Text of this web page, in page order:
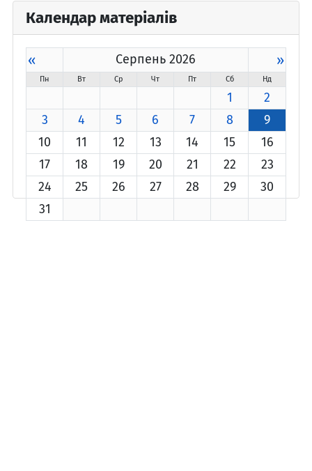
Календар матеріалів
« Серпень 2026 »
Пн Вт Ср Чт Пт Сб Нд
1
2
3
4 5 6 7 8
9
10
11 12 13 14 15
16
17
18 19 20 21 22
23
24
25 26 27 28 29
30
31